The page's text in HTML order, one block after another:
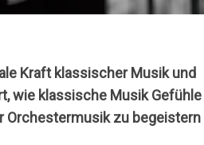
Kraft klassischer Musik und
wie klassische Musik Gefühle
Orchestermusik zu begeistern